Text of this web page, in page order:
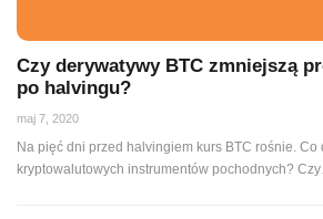
Czy derywatywy BTC zmniejszą
po halvingu?
maj 7, 2020
Na pięć dni przed halvingiem kurs BTC rośnie. Co
kryptowalutowych instrumentów pochodnych? Czy